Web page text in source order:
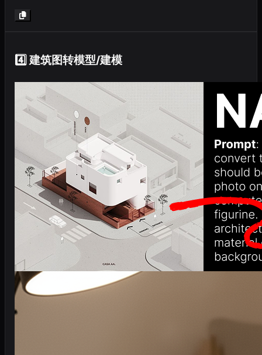
4️⃣ 建筑图转模型/建模